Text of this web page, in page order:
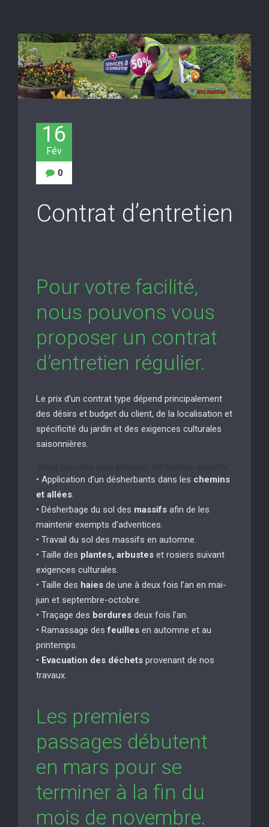
16
Fév
0
Contrat d’entretien
Pour votre facilité,
nous pouvons vous
proposer un contrat
d’entretien régulier.
Le prix d’un contrat type dépend principalement
des désirs et budget du client, de la localisation et
spécificité du jardin et des exigences culturales
saisonnières.
• Application d’un désherbants dans les chemins
et allées
• Désherbage du sol des massifs afin de les
maintenir exempts d’adventices.
• Travail du sol des massifs en automne.
• Taille des plantes, arbustes et rosiers suivant
exigences culturales.
• Taille des haies de une à deux fois l’an en mai-
juin et septembre-octobre.
• Traçage des bordures deux fois l’an.
• Ramassage desfeuilles en automne et au
printemps.
• Evacuation des déchets provenant de nos
travaux.
Les premiers
passages débutent
en mars pour se
terminer à la fin du
mois de novembre.